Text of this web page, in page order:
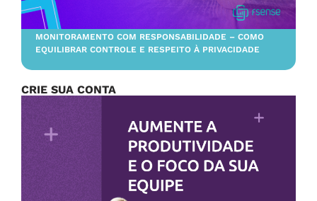
MONITORAMENTO COM RESPONSABILIDADE – COMO
EQUILIBRAR CONTROLE E RESPEITO À PRIVACIDADE
CRIE SUA CONTA